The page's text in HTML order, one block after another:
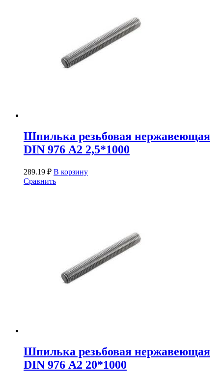
Шпилька резьбовая нержавеющая
DIN 976 А2 2,5*1000
289.19 ₽ В корзину
Сравнить
Шпилька резьбовая нержавеющая
DIN 976 А2 20*1000